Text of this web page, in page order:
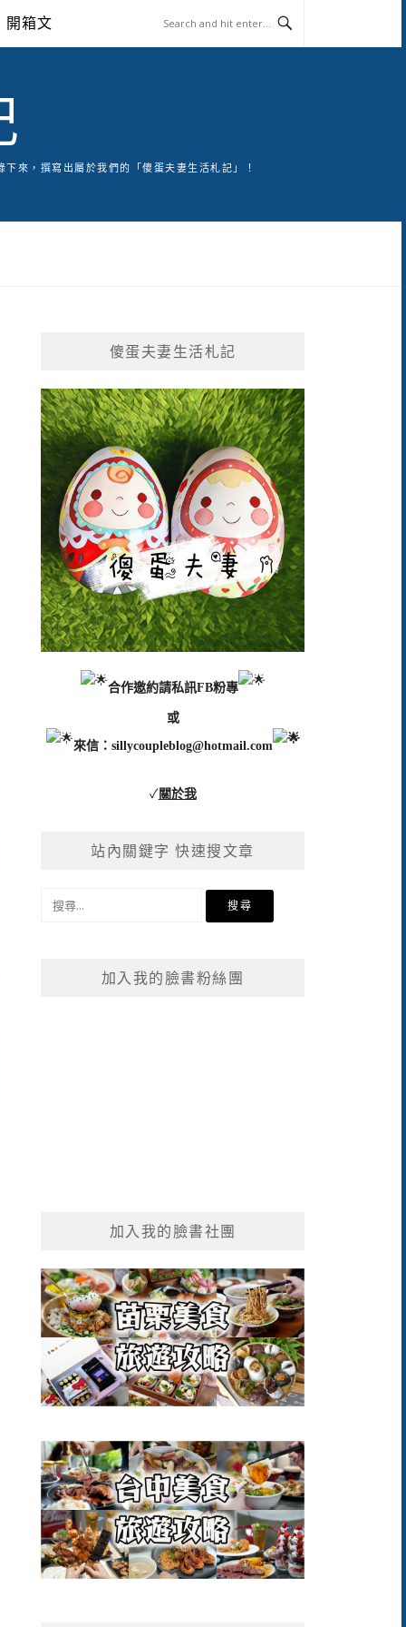
開箱文
來，撰寫出屬於我們的「傻蛋夫妻生活札記」！
傻蛋夫妻生活札記
合作邀約請私訊FB粉專
或
來信： sillycoupleblog@hotmail.com
✓關於我
站內關鍵字 快速搜文章
加入我的臉書粉絲團
加入我的臉書社團